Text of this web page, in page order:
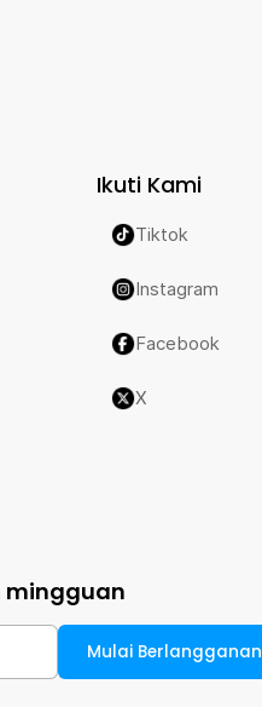
Ikuti Kami
Tiktok
Instagram
Facebook
X
mingguan
Mulai Berlangganan